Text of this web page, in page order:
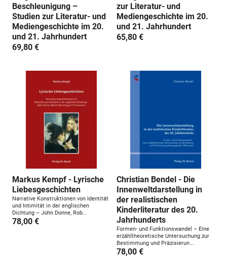
Beschleunigung –
Studien zur Literatur- und
Mediengeschichte im 20.
und 21. Jahrhundert
69,80 €
zur Literatur- und
Mediengeschichte im 20.
und 21. Jahrhundert
65,80 €
Markus Kempf - Lyrische
Liebesgeschichten
Narrative Konstruktionen von Identität
und Intimität in der englischen
Dichtung – John Donne, Rob...
78,00 €
Christian Bendel - Die
Innenweltdarstellung in
der realistischen
Kinderliteratur des 20.
Jahrhunderts
Formen- und Funktionswandel – Eine
erzähltheoretische Untersuchung zur
Bestimmung und Präzisierun...
78,00 €